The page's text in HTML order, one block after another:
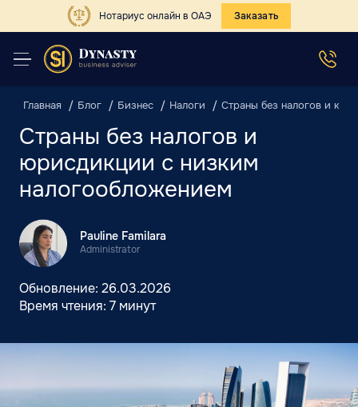
Нотариус онлайн в ОАЭ Заказать
Главная Блог Бизнес Налоги Страны без налогов и
Страны без налогов и
юрисдикции с низким
налогообложением
Pauline Familara
Administrator
Обновление: 26.03.2026
Время чтения: 7 минут